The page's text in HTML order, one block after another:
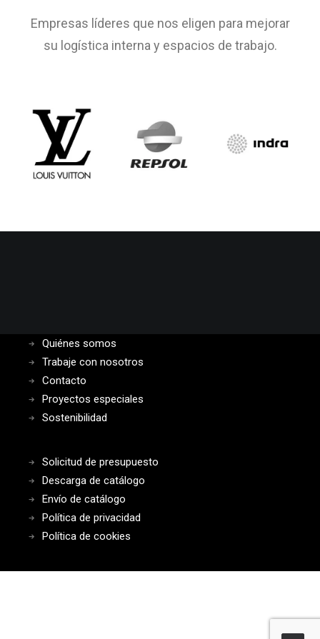
Empresas líderes que nos eligen para mejorar
su logística interna y espacios de trabajo.
Quiénes somos
Trabaje con nosotros
Contacto
Proyectos especiales
Sostenibilidad
Solicitud de presupuesto
Descarga de catálogo
Envío de catálogo
Política de privacidad
Política de cookies